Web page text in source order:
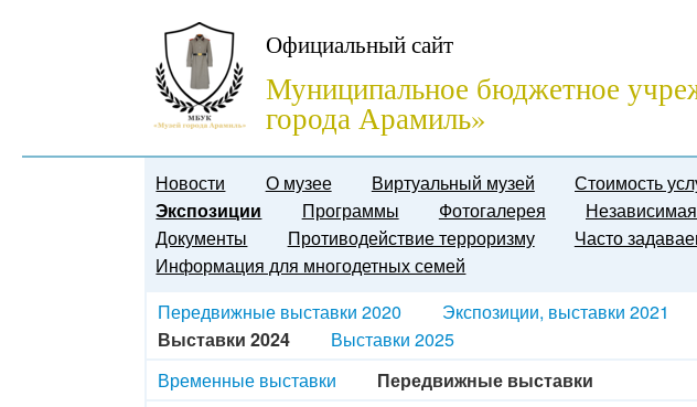
Официальный сайт
Муниципальное бюджетное
города Арамиль»
Новости О музее Виртуальный музей Стоимость
Экспозиции
Программы Фотогалерея
Документы
Противодействие терроризму
Часто
Информация для многодетных семей
Передвижные выставки 2020
Экспозиции, выставки 2021
Выставки 2024
Выставки 2025
Временные выставки
Передвижные выставки